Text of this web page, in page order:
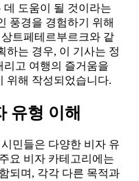
도움이 될 것이라는
풍경을 경험하기 위해
트페테르부르크와 같
하는 경우, 이 기사는 정
리고 여행의 즐거움을
위해 작성되었습니다.
유형 이해
민들은 다양한 비자 유
요 비자 카테고리에는
되며, 각각 다른 목적과